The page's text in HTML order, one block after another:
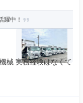
躍中！
械 実務経験はなくて